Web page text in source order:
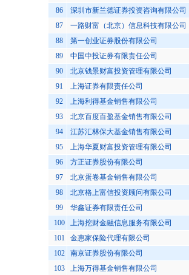
86
深圳市新兰德证券投资咨询有限公司
87
一路财富（北京）信息科技有限公司
88
第一创业证券股份有限公司
89
中国中投证券有限责任公司
90
北京钱景财富投资管理有限公司
91
上海证券有限责任公司
92
上海利得基金销售有限公司
93
北京百度百盈基金销售有限公司
94
江苏汇林保大基金销售有限公司
95
上海华夏财富投资管理有限公司
96
方正证券股份有限公司
97
北京蛋卷基金销售有限公司
98
北京格上富信投资顾问有限公司
99
华鑫证券有限责任公司
100
上海挖财金融信息服务有限公司
101
金惠家保险代理有限公司
102
南京证券股份有限公司
103
上海万得基金销售有限公司